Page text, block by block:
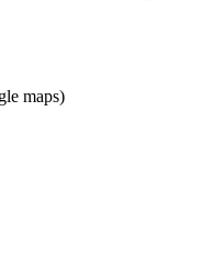
maps)